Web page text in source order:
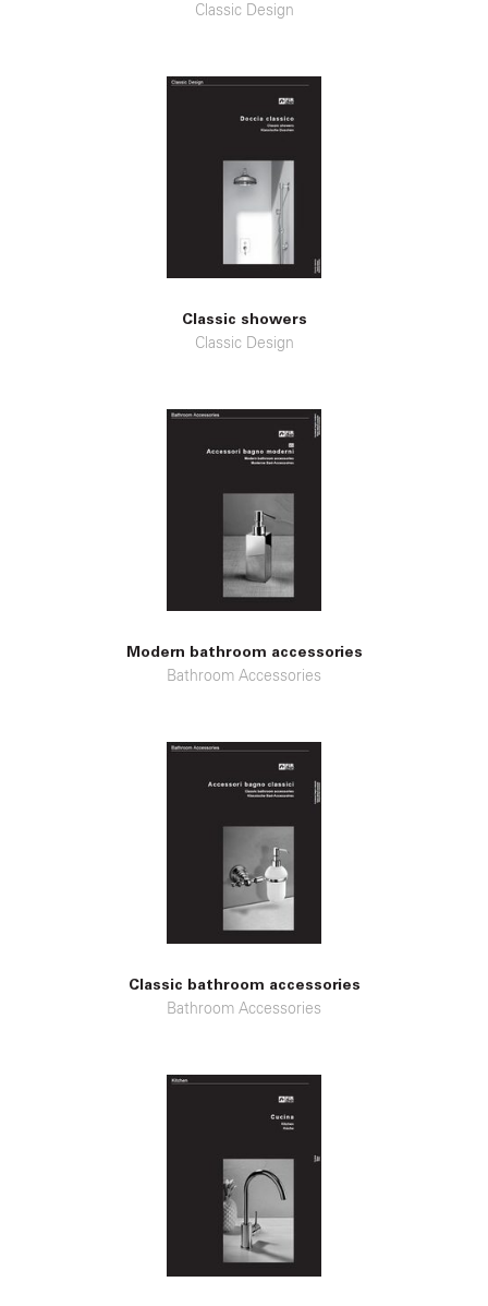
Classic Design
Classic showers
Classic Design
Modern bathroom accessories
Bathroom Accessories
Classic bathroom accessories
Bathroom Accessories